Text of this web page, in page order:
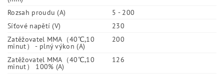
Rozsah proudu (A)
5 - 200
Síťové napětí (V)
230
Zatěžovatel MMA（40℃,10
minut） - plný výkon (A)
200
Zatěžovatel MMA（40℃,10
minut） 100% (A)
126